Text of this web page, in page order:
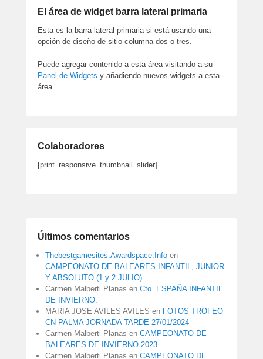
El área de widget barra lateral primaria
Esta es la barra lateral primaria si está usando una
opción de diseño de sitio columna dos o tres.
Puede agregar contenido a esta área visitando a su
Panel de Widgets y añadiendo nuevos widgets a esta
área.
Colaboradores
[print_responsive_thumbnail_slider]
Últimos comentarios
Thebestgamesites.Awardspace.Info en
CAMPEONATO DE BALEARES INFANTIL, JUNIOR
Y ABSOLUTO (1 y 2 JULIO)
Carmen Malberti Planas en Cto. ESPAÑA INFANTIL
DE INVIERNO.
MARIA JOSE AVILES AVILES en FOTOS TROFEO
CN PALMA JORNADA TARDE 27/01/2024
Carmen Malberti Planas en CAMPEONATO DE
BALEARES DE INVIERNO 2023
Carmen Malberti Planas en CAMPEONATO DE